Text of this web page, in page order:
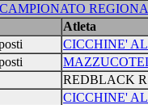
CAMPIONATO
Atleta
CICCHINE'
REDBLACK
CICCHINE'